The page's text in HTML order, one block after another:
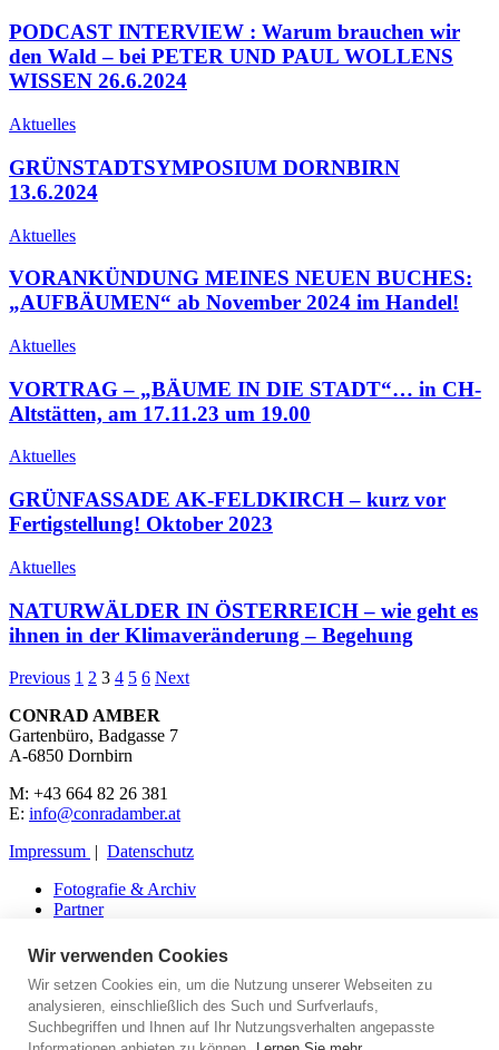
PODCAST INTERVIEW : Warum brauchen wir
den Wald – bei PETER UND PAUL WOLLENS
WISSEN 26.6.2024
Aktuelles
GRÜNSTADTSYMPOSIUM DORNBIRN
13.6.2024
Aktuelles
VORANKÜNDUNG MEINES NEUEN BUCHES:
„AUFBÄUMEN“ ab November 2024 im Handel!
Aktuelles
VORTRAG – „BÄUME IN DIE STADT“… in CH-
Altstätten, am 17.11.23 um 19.00
Aktuelles
GRÜNFASSADE AK-FELDKIRCH – kurz vor
Fertigstellung! Oktober 2023
Aktuelles
NATURWÄLDER IN ÖSTERREICH – wie geht es
ihnen in der Klimaveränderung – Begehung
Previous 1 2 3 4 5 6 Next
CONRAD AMBER
Gartenbüro, Badgasse 7
A-6850 Dornbirn
M: +43 664 82 26 381
E: info@conradamber.at
Impressum | Datenschutz
Fotografie & Archiv
Partner
Kontakt
Aktuelles
Wir verwenden Cookies
Wir setzen Cookies ein, um die Nutzung unserer Webseiten zu
analysieren, einschließlich des Such und Surfverlaufs,
Suchbegriffen und Ihnen auf Ihr Nutzungsverhalten angepasste